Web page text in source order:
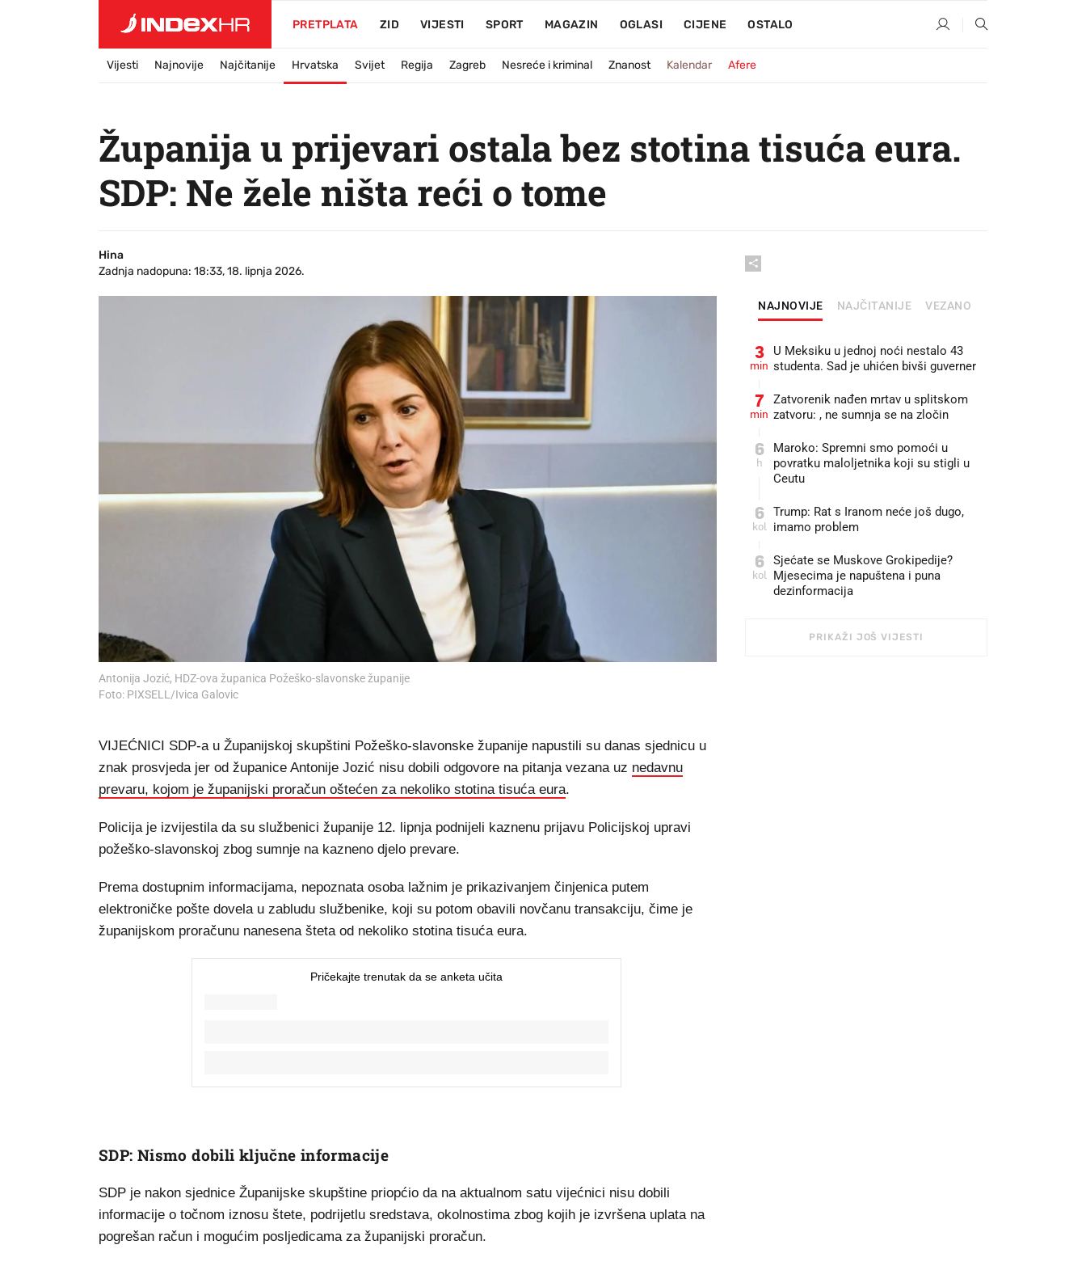
PRETPLATA ZID VIJESTI SPORT MAGAZIN OGLASI CIJENE OSTALO
Vijesti Najnovije Najčitanije Hrvatska Svijet Regija Zagreb Nesreće i kriminal Znanost Kalendar Afere
Županija u prijevari ostala bez stotina tisuća eura.
SDP: Ne žele ništa reći o tome
Hina
Zadnja nadopuna: 18:33, 18. lipnja 2026.
Antonija Jozić, HDZ-ova županica Požeško-slavonske županije
Foto: PIXSELL/Ivica Galovic
VIJEĆNICI SDP-a u Županijskoj skupštini Požeško-slavonske županije napustili su danas sjednicu u
znak prosvjeda jer od županice Antonije Jozić nisu dobili odgovore na pitanja vezana uz nedavnu
prevaru, kojom je županijski proračun oštećen za nekoliko stotina tisuća eura.
Policija je izvijestila da su službenici županije 12. lipnja podnijeli kaznenu prijavu Policijskoj upravi
požeško-slavonskoj zbog sumnje na kazneno djelo prevare.
Prema dostupnim informacijama, nepoznata osoba lažnim je prikazivanjem činjenica putem
elektroničke pošte dovela u zabludu službenike, koji su potom obavili novčanu transakciju, čime je
županijskom proračunu nanesena šteta od nekoliko stotina tisuća eura.
SDP: Nismo dobili ključne informacije
SDP je nakon sjednice Županijske skupštine priopćio da na aktualnom satu vijećnici nisu dobili
informacije o točnom iznosu štete, podrijetlu sredstava, okolnostima zbog kojih je izvršena uplata na
pogrešan račun i mogućim posljedicama za županijski proračun.
NAJNOVIJE NAJČITANIJE VEZANO
3
min
U Meksiku u jednoj noći nestalo 43
studenta. Sad je uhićen bivši guverner
7
min
Zatvorenik nađen mrtav u splitskom
zatvoru: , ne sumnja se na zločin
6
h
Maroko: Spremni smo pomoći u
povratku maloljetnika koji su stigli u
Ceutu
6
kol
Trump: Rat s Iranom neće još dugo,
imamo problem
6
kol
Sjećate se Muskove Grokipedije?
Mjesecima je napuštena i puna
dezinformacija
PRIKAŽI JOŠ VIJESTI